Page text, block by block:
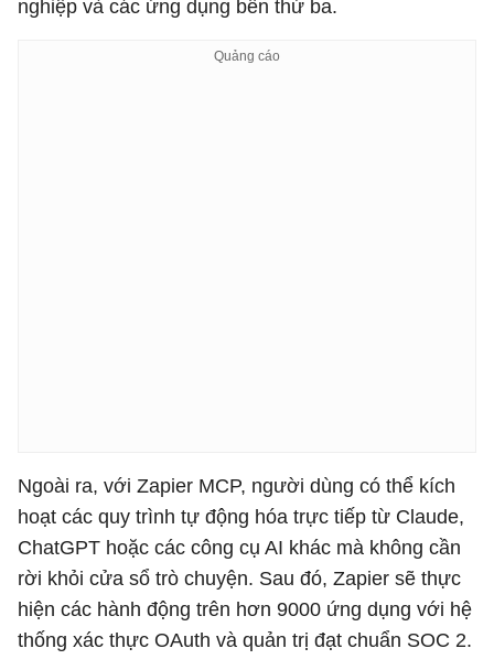
nghiệp và các ứng dụng bên thứ ba.
Ngoài ra, với Zapier MCP, người dùng có thể kích
hoạt các quy trình tự động hóa trực tiếp từ Claude,
ChatGPT hoặc các công cụ AI khác mà không cần
rời khỏi cửa sổ trò chuyện. Sau đó, Zapier sẽ thực
hiện các hành động trên hơn 9000 ứng dụng với hệ
thống xác thực OAuth và quản trị đạt chuẩn SOC 2.